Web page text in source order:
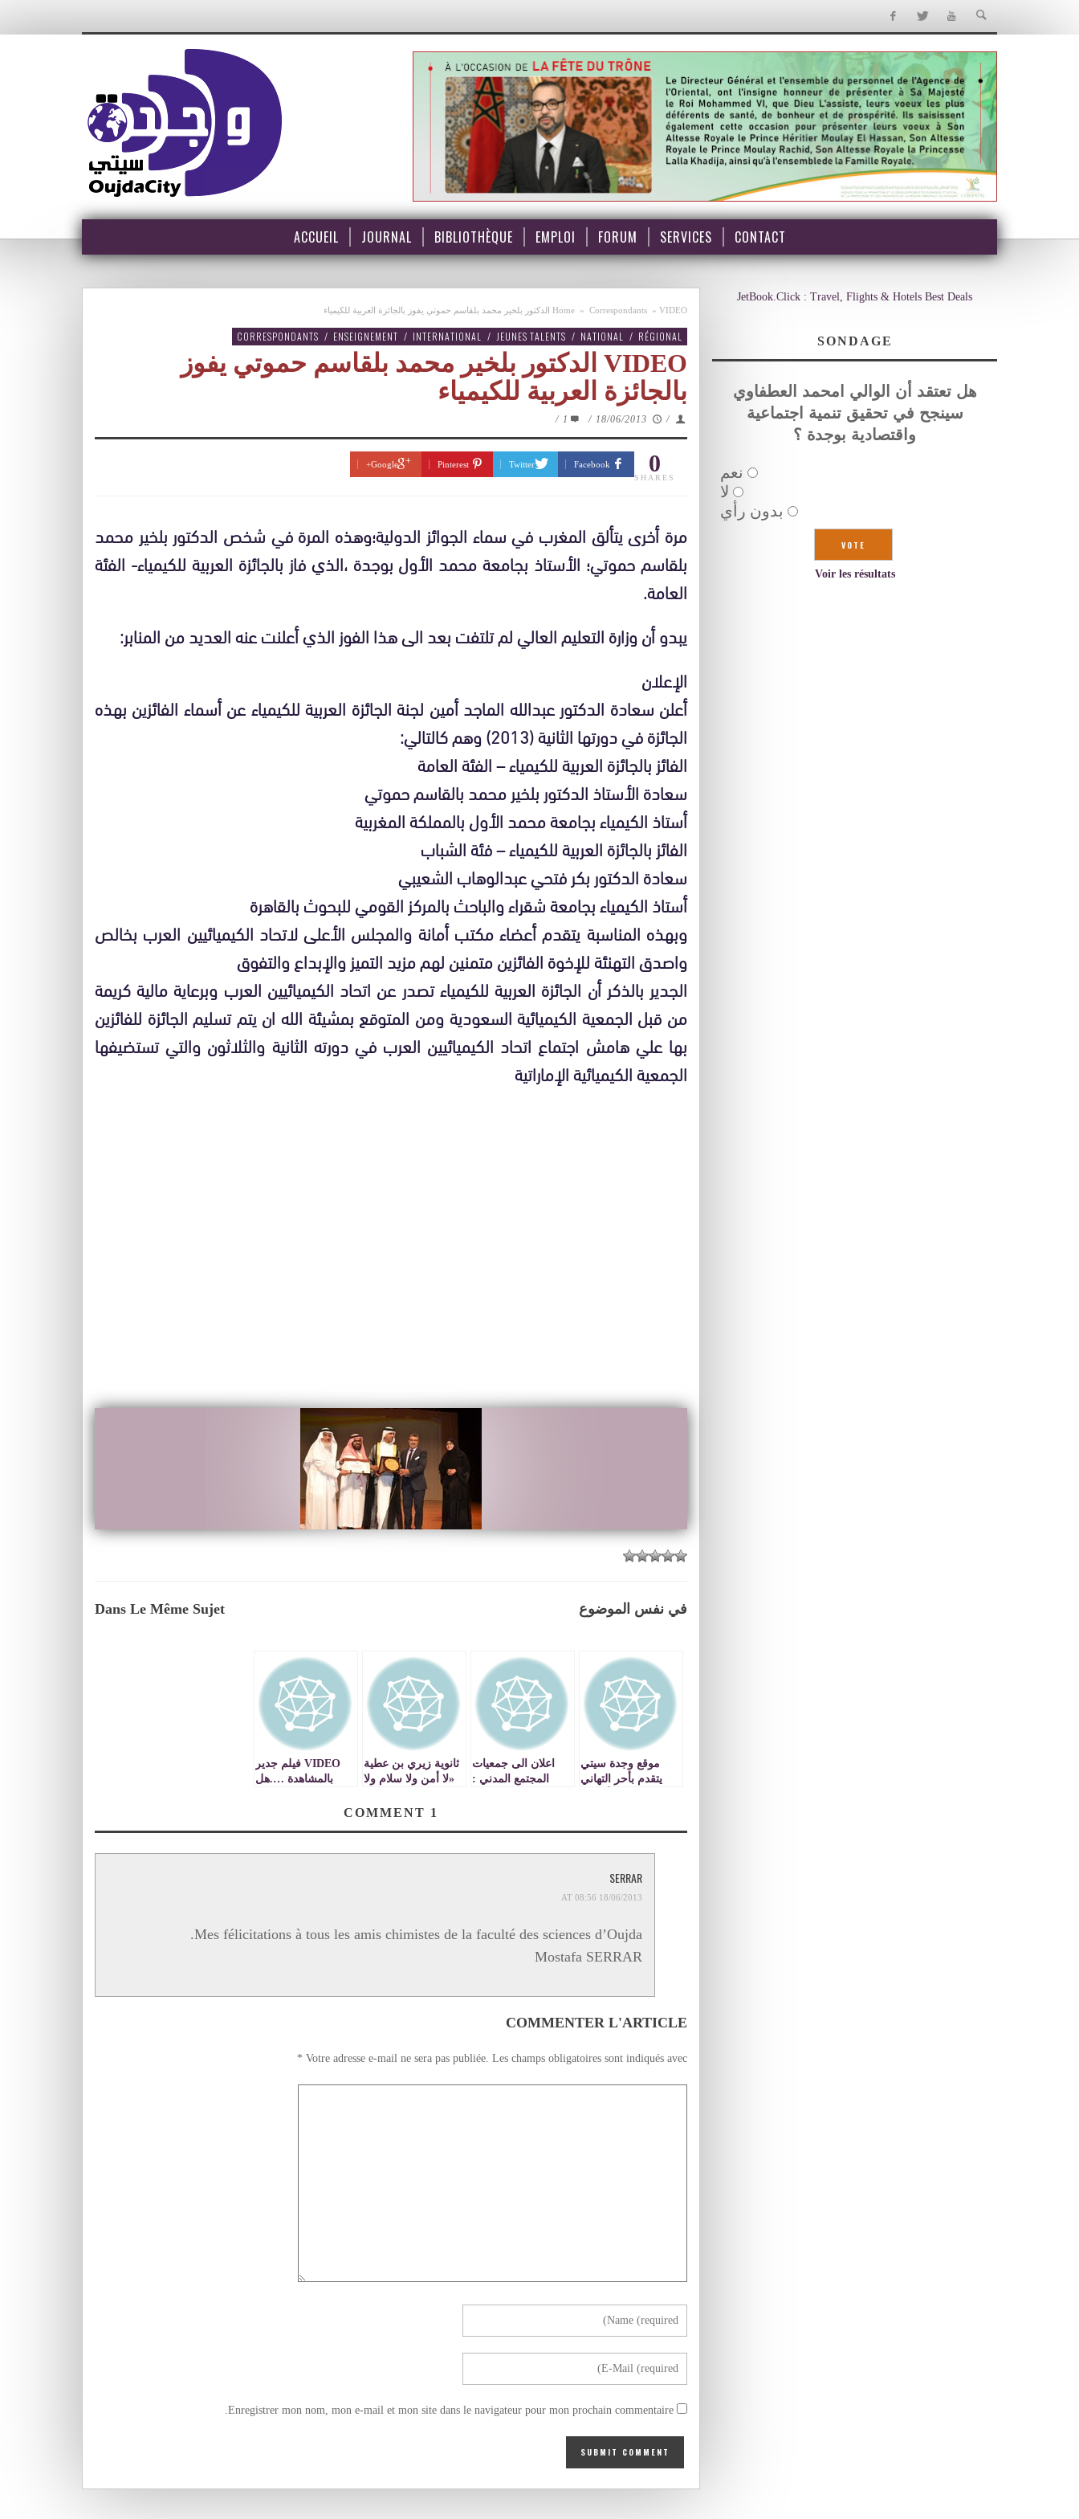
ACCUEIL JOURNAL BIBLIOTHÈQUE EMPLOI FORUM SERVICES CONTACT
Home » Correspondants » VIDEO الدكتور بلخير محمد بلقاسم حموتي يفوز بالجائزة العربية للكيمياء
CORRESPONDANTS / ENSEIGNEMENT / INTERNATIONAL / JEUNES TALENTS / NATIONAL / RÉGIONAL
VIDEO الدكتور بلخير محمد بلقاسم حموتي يفوز
بالجائزة العربية للكيمياء
/
18/06/2013
/
1
/
0
SHARES
Facebook
Twitter
Pinterest
Google+
مرة أخرى يتألق المغرب في سماء الجوائز الدولية؛وهذه المرة في شخص الدكتور بلخير محمد
بلقاسم حموتي؛ الأستاذ بجامعة محمد الأول بوجدة ،الذي فاز بالجائزة العربية للكيمياء- الفئة
العامة.
يبدو أن وزارة التعليم العالي لم تلتفت بعد الى هذا الفوز الذي أعلنت عنه العديد من المنابر:
الإعلان
أعلن سعادة الدكتور عبدالله الماجد أمين لجنة الجائزة العربية للكيمياء عن أسماء الفائزين بهذه
الجائزة في دورتها الثانية (2013) وهم كالتالي:
الفائز بالجائزة العربية للكيمياء – الفئة العامة
سعادة الأستاذ الدكتور بلخير محمد بالقاسم حموتي
أستاذ الكيمياء بجامعة محمد الأول بالمملكة المغربية
الفائز بالجائزة العربية للكيمياء – فئة الشباب
سعادة الدكتور بكر فتحي عبدالوهاب الشعيبي
أستاذ الكيمياء بجامعة شقراء والباحث بالمركز القومي للبحوث بالقاهرة
وبهذه المناسبة يتقدم أعضاء مكتب أمانة والمجلس الأعلى لاتحاد الكيميائيين العرب بخالص
واصدق التهنئة للإخوة الفائزين متمنين لهم مزيد التميز والإبداع والتفوق
الجدير بالذكر أن الجائزة العربية للكيمياء تصدر عن اتحاد الكيميائيين العرب وبرعاية مالية كريمة
من قبل الجمعية الكيميائية السعودية ومن المتوقع بمشيئة الله ان يتم تسليم الجائزة للفائزين
بها علي هامش اجتماع اتحاد الكيميائيين العرب في دورته الثانية والثلاثون والتي تستضيفها
الجمعية الكيميائية الإماراتية
Dans Le Même Sujet في نفس الموضوع
موقع وجدة سيتي
يتقدم بأحر التهاني
اعلان الى جمعيات
المجتمع المدني :
ثانوية زيري بن عطية
«لا أمن ولا سلام ولا
القدس الشريف
VIDEO فيلم جدير
بالمشاهدة ….هل
1
SERRAR
18/06/2013 AT 08:56
Mes félicitations à tous les amis chimistes de la faculté des sciences d’Oujda.
Mostafa SERRAR
COMMENTER L'ARTICLE
Votre adresse e-mail ne sera pas publiée. Les champs obligatoires sont indiqués avec
*
Enregistrer mon nom, mon e-mail et mon site dans le navigateur pour mon prochain commentaire.
JetBook.Click : Travel, Flights & Hotels Best Deals
SONDAGE
هل تعتقد أن الوالي امحمد العطفاوي
سينجح في تحقيق تنمية اجتماعية
واقتصادية بوجدة ؟
نعم
لا
بدون رأي
Voir les résultats